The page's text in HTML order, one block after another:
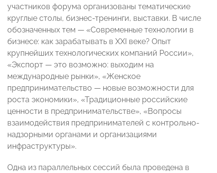
участников форума организованы тематические
круглые столы, бизнес-тренинги, выставки. В числе
обозначенных тем — «Современные технологии в
бизнесе: как зарабатывать в XXI веке? Опыт
крупнейших технологических компаний России»,
«Экспорт — это возможно: выходим на
международные рынки», «Женское
предпринимательство — новые возможности для
роста экономики», «Традиционные российские
ценности в предпринимательстве», «Вопросы
взаимодействия предпринимателей с контрольно-
надзорными органами и организациями
инфраструктуры».
Одна из параллельных сессий была проведена в